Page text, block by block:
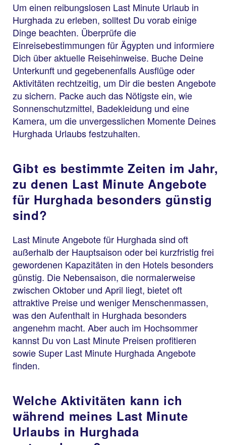
Um einen reibungslosen Last Minute Urlaub in
Hurghada zu erleben, solltest Du vorab einige
Dinge beachten. Überprüfe die
Einreisebestimmungen für Ägypten und informiere
Dich über aktuelle Reisehinweise. Buche Deine
Unterkunft und gegebenenfalls Ausflüge oder
Aktivitäten rechtzeitig, um Dir die besten Angebote
zu sichern. Packe auch das Nötigste ein, wie
Sonnenschutzmittel, Badekleidung und eine
Kamera, um die unvergesslichen Momente Deines
Hurghada Urlaubs festzuhalten.
Gibt es bestimmte Zeiten im Jahr,
zu denen Last Minute Angebote
für Hurghada besonders günstig
sind?
Last Minute Angebote für Hurghada sind oft
außerhalb der Hauptsaison oder bei kurzfristig frei
gewordenen Kapazitäten in den Hotels besonders
günstig. Die Nebensaison, die normalerweise
zwischen Oktober und April liegt, bietet oft
attraktive Preise und weniger Menschenmassen,
was den Aufenthalt in Hurghada besonders
angenehm macht. Aber auch im Hochsommer
kannst Du von Last Minute Preisen profitieren
sowie Super Last Minute Hurghada Angebote
finden.
Welche Aktivitäten kann ich
während meines Last Minute
Urlaubs in Hurghada